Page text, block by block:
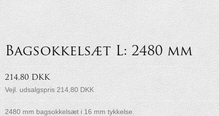
Bagsokkelsæt L: 2480 mm
214,80 DKK
Vejl. udsalgspris 214,80 DKK
2480 mm bagsokkelsæt i 16 mm tykkelse.